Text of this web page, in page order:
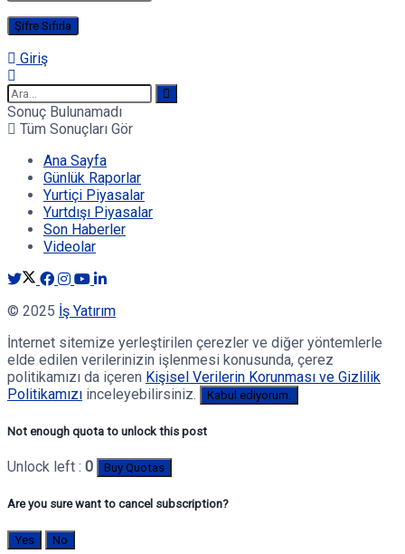
Giriş
Sonuç Bulunamadı
Tüm Sonuçları Gör
Ana Sayfa
Günlük Raporlar
Yurtiçi Piyasalar
Yurtdışı Piyasalar
Son Haberler
Videolar
© 2025 İş Yatırım
İnternet sitemize yerleştirilen çerezler ve diğer yöntemlerle
elde edilen verilerinizin işlenmesi konusunda, çerez
politikamızı da içeren Kişisel Verilerin Korunması ve Gizlilik
Politikamızı inceleyebilirsiniz. Kabul ediyorum.
Not enough quota to unlock this post
Unlock left : 0 Buy Quotas
Are you sure want to cancel subscription?
Yes No